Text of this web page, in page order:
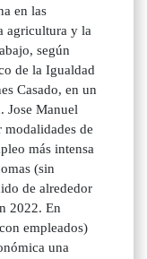
en las
agricultura y la
según
de la Igualdad
Casado, en un
Jose Manuel
de
más intensa
(sin
de alrededor
2022. En
empleados)
una